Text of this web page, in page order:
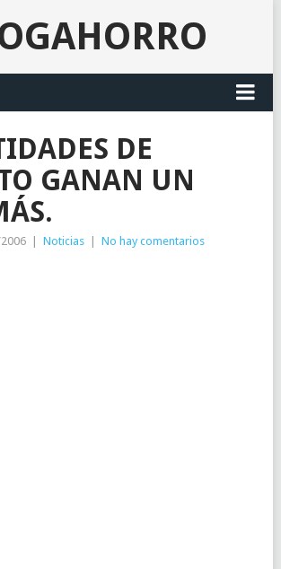
DE
GANAN UN
Noticias No hay comentarios